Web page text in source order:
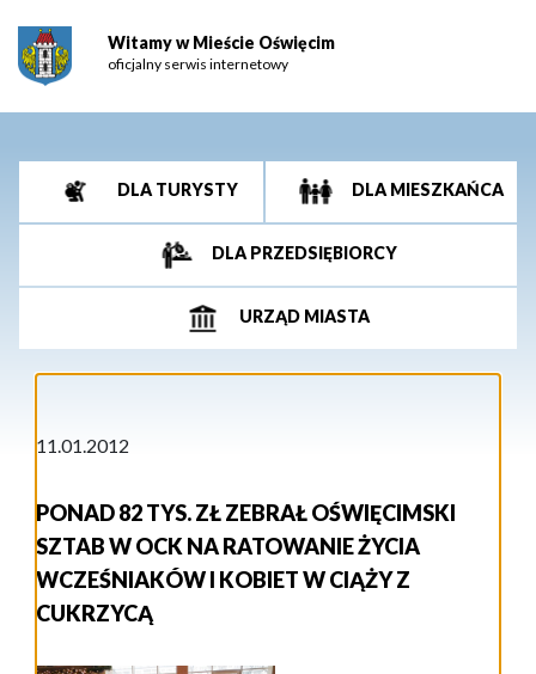
Witamy w Mieście Oświęcim
oficjalny serwis internetowy
DLA TURYSTY DLA MIESZKAŃCA
DLA PRZEDSIĘBIORCY
URZĄD MIASTA
11.01.2012
PONAD 82 TYS. ZŁ ZEBRAŁ OŚWIĘCIMSKI
SZTAB W OCK NA RATOWANIE ŻYCIA
WCZEŚNIAKÓW I KOBIET W CIĄŻY Z
CUKRZYCĄ